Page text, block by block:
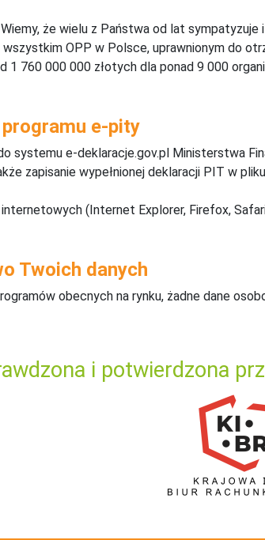
że wielu z Państwa od lat sympatyzuje
OPP w Polsce, uprawnionym do
1 760 000 000 złotych dla ponad 9 000
e-pity
systemu e-deklaracje.gov.pl Ministerstwa
zapisanie wypełnionej deklaracji PIT w pliku
(Internet Explorer, Firefox,
Twoich danych
obecnych na rynku, żadne dane
i potwierdzona